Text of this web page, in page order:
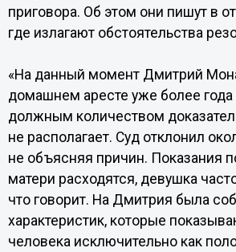
приговора. Об этом они пишут в
где излагают обстоятельства
«На данный момент Дмитрий
домашнем аресте уже более года
должным количеством
не располагает. Суд отклонил
не объясняя причин. Показания
матери расходятся, девушка
что говорит. На Дмитрия была
характеристик, которые
человека исключительно как